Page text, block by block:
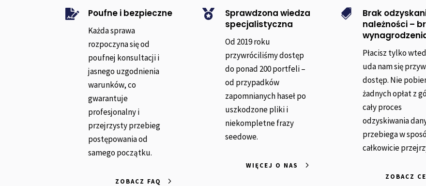
 Poufne i bezpieczne
Każda sprawa
rozpoczyna się od
poufnej konsultacji i
jasnego uzgodnienia
warunków, co
gwarantuje
profesjonalny i
przejrzysty przebieg
postępowania od
samego początku.
ZOBACZ FAQ

Sprawdzona wiedza
specjalistyczna
Od 2019 roku
przywróciliśmy dostęp
do ponad 200 portfeli –
od przypadków
zapomnianych haseł po
uszkodzone pliki i
niekompletne frazy
seedowe.
WIĘCEJ O NAS

Brak
należności –
Płacisz tylko
uda nam się
dostęp. Nie
żadnych opłat z
cały proces
odzyskiwania
przebiega w
całkowicie
ZOBACZ